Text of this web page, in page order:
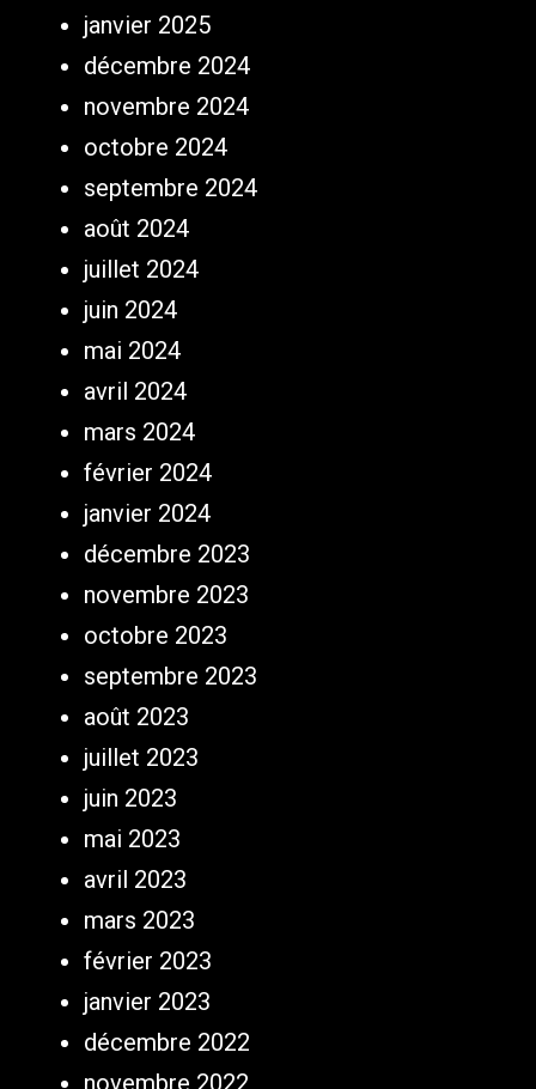
janvier 2025
décembre 2024
novembre 2024
octobre 2024
septembre 2024
août 2024
juillet 2024
juin 2024
mai 2024
avril 2024
mars 2024
février 2024
janvier 2024
décembre 2023
novembre 2023
octobre 2023
septembre 2023
août 2023
juillet 2023
juin 2023
mai 2023
avril 2023
mars 2023
février 2023
janvier 2023
décembre 2022
novembre 2022